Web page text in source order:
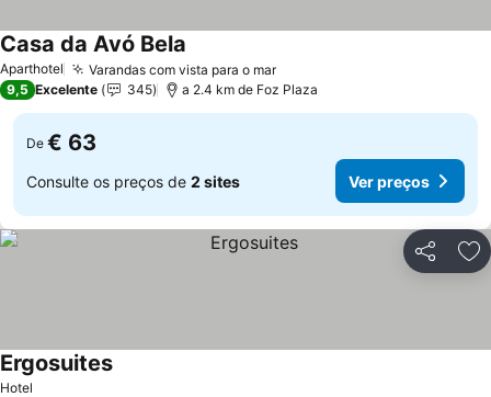
Aparthotel Varandas com vista para o marVer preços
Casa da Avó Bela
9,5 Excelente 345 a 2.4 km de Foz Plaza
De € 63
Consulte os preços de 2 sites Ver preços
Partilhar
Hotel
ErgosuitesVer preços